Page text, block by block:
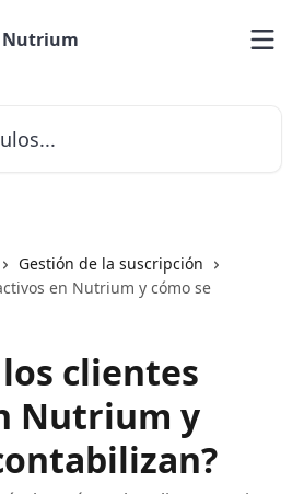
Gestión de la suscripción
en Nutrium y cómo se
clientes
Nutrium y